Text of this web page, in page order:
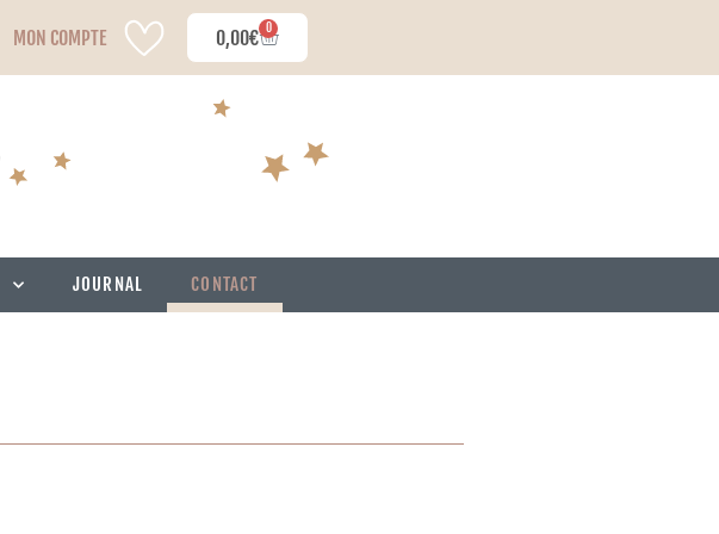
MON COMPTE 0,00€ 0
JOURNAL CONTACT